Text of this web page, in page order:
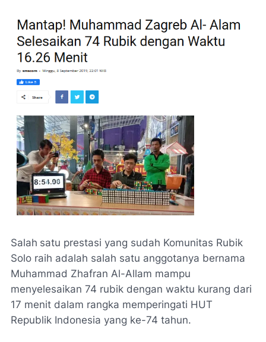
Salah satu prestasi yang sudah Komunitas Rubik
Solo raih adalah salah satu anggotanya bernama
Muhammad Zhafran Al-Allam mampu
menyelesaikan 74 rubik dengan waktu kurang dari
17 menit dalam rangka memperingati HUT
Republik Indonesia yang ke-74 tahun.